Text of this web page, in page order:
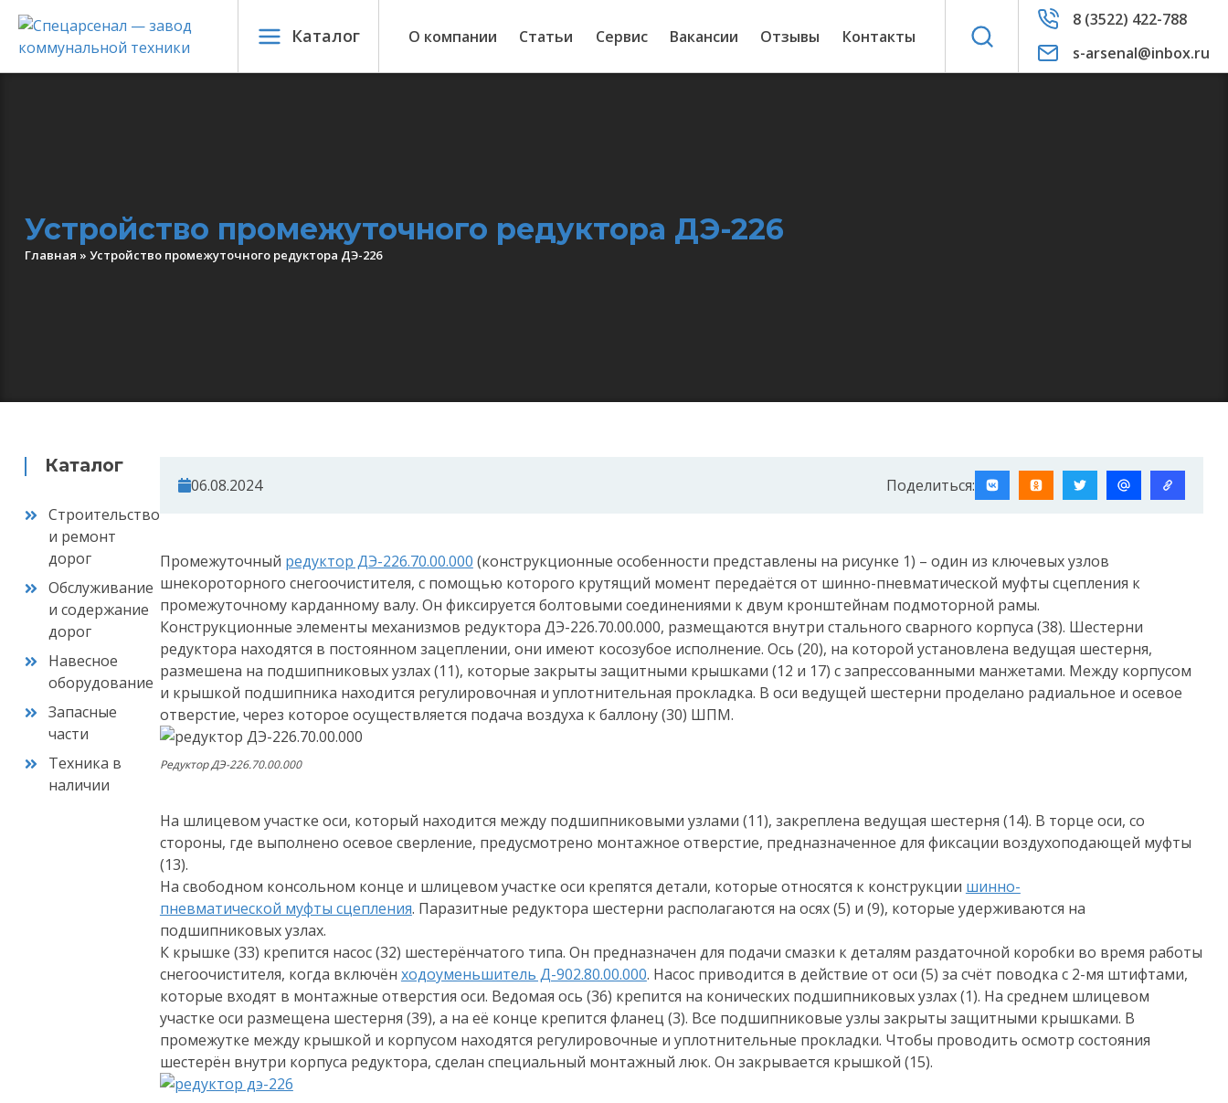
Каталог О компании Статьи Сервис Вакансии Отзывы Контакты
8 (3522) 422-788
s-arsenal@inbox.ru
Устройство промежуточного редуктора ДЭ-226
Главная » Устройство промежуточного редуктора ДЭ-226
Каталог
Строительство
и ремонт
дорог
Обслуживание
и содержание
дорог
Навесное
оборудование
Запасные
части
Техника в
наличии
06.08.2024 Поделиться:
Промежуточный редуктор ДЭ-226.70.00.000 (конструкционные особенности представлены на рисунке 1) – один из ключевых узлов
шнекороторного снегоочистителя, с помощью которого крутящий момент передаётся от шинно-пневматической муфты сцепления к
промежуточному карданному валу. Он фиксируется болтовыми соединениями к двум кронштейнам подмоторной рамы.
Конструкционные элементы механизмов редуктора ДЭ-226.70.00.000, размещаются внутри стального сварного корпуса (38). Шестерни
редуктора находятся в постоянном зацеплении, они имеют косозубое исполнение. Ось (20), на которой установлена ведущая шестерня,
размешена на подшипниковых узлах (11), которые закрыты защитными крышками (12 и 17) с запрессованными манжетами. Между корпусом
и крышкой подшипника находится регулировочная и уплотнительная прокладка. В оси ведущей шестерни проделано радиальное и осевое
отверстие, через которое осуществляется подача воздуха к баллону (30) ШПМ.
Редуктор ДЭ-226.70.00.000
На шлицевом участке оси, который находится между подшипниковыми узлами (11), закреплена ведущая шестерня (14). В торце оси, со
стороны, где выполнено осевое сверление, предусмотрено монтажное отверстие, предназначенное для фиксации воздухоподающей муфты
(13).
На свободном консольном конце и шлицевом участке оси крепятся детали, которые относятся к конструкции шинно-
пневматической муфты сцепления. Паразитные редуктора шестерни располагаются на осях (5) и (9), которые удерживаются на
подшипниковых узлах.
К крышке (33) крепится насос (32) шестерёнчатого типа. Он предназначен для подачи смазки к деталям раздаточной коробки во время работы
снегоочистителя, когда включён ходоуменьшитель Д-902.80.00.000. Насос приводится в действие от оси (5) за счёт поводка с 2-мя штифтами,
которые входят в монтажные отверстия оси. Ведомая ось (36) крепится на конических подшипниковых узлах (1). На среднем шлицевом
участке оси размещена шестерня (39), а на её конце крепится фланец (3). Все подшипниковые узлы закрыты защитными крышками. В
промежутке между крышкой и корпусом находятся регулировочные и уплотнительные прокладки. Чтобы проводить осмотр состояния
шестерён внутри корпуса редуктора, сделан специальный монтажный люк. Он закрывается крышкой (15).